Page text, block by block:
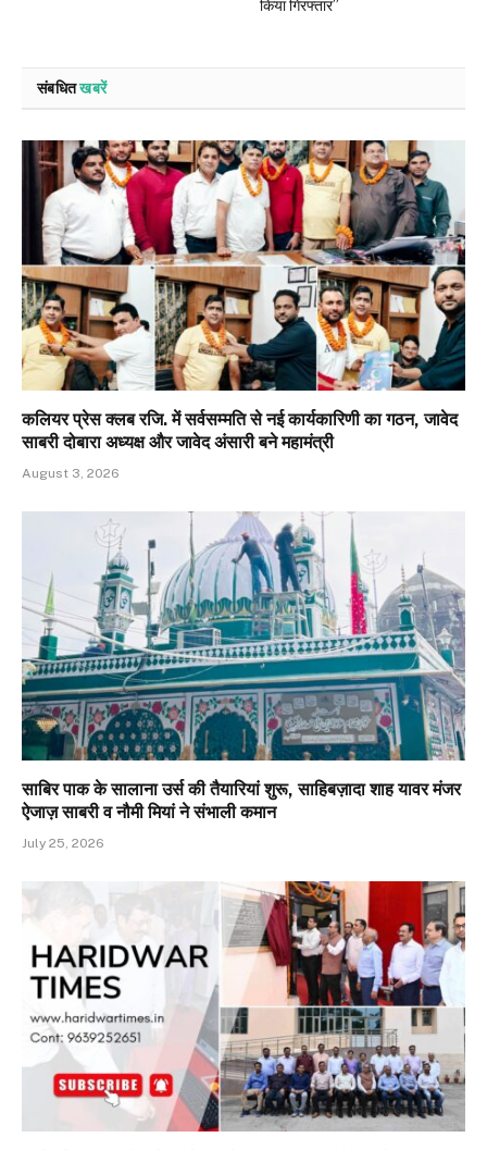
किया गिरफ्तार”
संबधितखबरें
कलियर प्रेस क्लब रजि. में सर्वसम्मति से नई कार्यकारिणी का गठन, जावेद
साबरी दोबारा अध्यक्ष और जावेद अंसारी बने महामंत्री
August 3, 2026
साबिर पाक के सालाना उर्स की तैयारियां शुरू, साहिबज़ादा शाह यावर मंजर
ऐजाज़ साबरी व नौमी मियां ने संभाली कमान
July 25, 2026